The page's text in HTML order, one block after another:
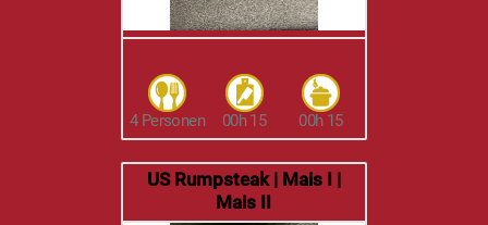
4 Personen 00h 15 00h 15
US Rumpsteak | Mais I |
Mais II